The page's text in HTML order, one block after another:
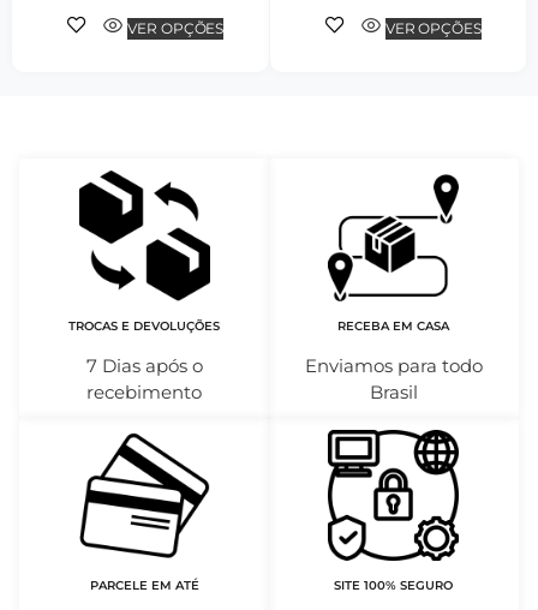
VER OPÇÕES VER OPÇÕES
TROCAS E DEVOLUÇÕES
7 Dias após o
recebimento
RECEBA EM CASA
Enviamos para todo
Brasil
PARCELE EM ATÉ SITE 100% SEGURO